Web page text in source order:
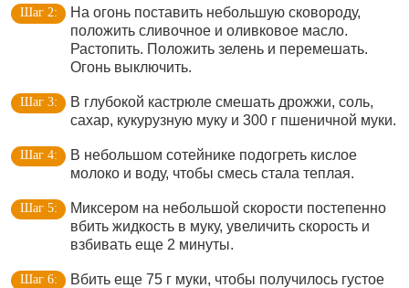
На огонь поставить небольшую сковороду,
положить сливочное и оливковое масло.
Растопить. Положить зелень и перемешать.
Огонь выключить.
В глубокой кастрюле смешать дрожжи, соль,
сахар, кукурузную муку и 300 г пшеничной муки.
В небольшом сотейнике подогреть кислое
молоко и воду, чтобы смесь стала теплая.
Миксером на небольшой скорости постепенно
вбить жидкость в муку, увеличить скорость и
взбивать еще 2 минуты.
Вбить еще 75 г муки, чтобы получилось густое